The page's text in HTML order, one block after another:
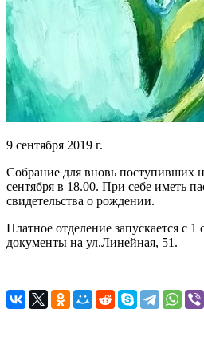
9 сентября 2019 г.
Собрание для вновь поступивших
сентября в 18.00. При себе иметь
свидетельства о рождении.
Платное отделение запускается с
документы на ул.Линейная, 51.